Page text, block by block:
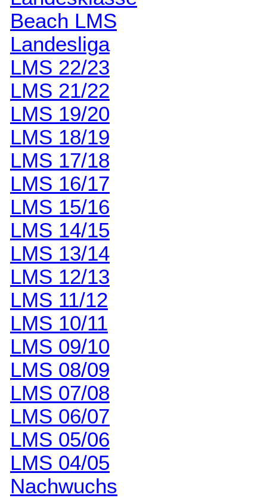
Beach LMS
Landesliga
LMS 22/23
LMS 21/22
LMS 19/20
LMS 18/19
LMS 17/18
LMS 16/17
LMS 15/16
LMS 14/15
LMS 13/14
LMS 12/13
LMS 11/12
LMS 10/11
LMS 09/10
LMS 08/09
LMS 07/08
LMS 06/07
LMS 05/06
LMS 04/05
Nachwuchs